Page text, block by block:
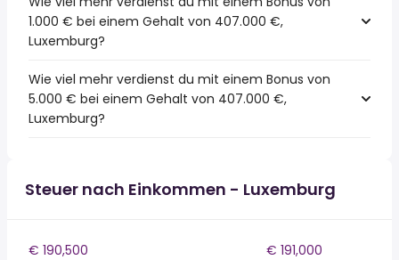
1.000 € bei einem Gehalt von 407.000 €,
Luxemburg?
Wie viel mehr verdienst du mit einem Bonus von
5.000 € bei einem Gehalt von 407.000 €,
Luxemburg?
Steuer nach Einkommen - Luxemburg
€ 190,500
€ 191,000